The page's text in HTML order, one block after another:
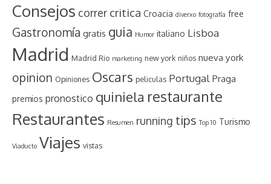
Consejos correr critica Croacia diverxo fotografía free
Gastronomía gratis guia Humor italiano Lisboa
Madrid Madrid Rio marketing new york niños nueva york
opinion Opiniones Oscars peliculas Portugal Praga
premios pronostico quiniela restaurante
Restaurantes Resumen running tips Top 10 Turismo
Viaducto Viajes vistas